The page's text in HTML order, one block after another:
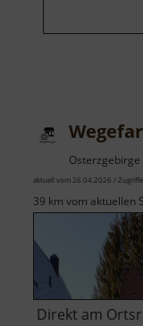
Osterzgebirge
aktuell vom 26.04.2026 /
39 km vom aktuellen
Direkt am